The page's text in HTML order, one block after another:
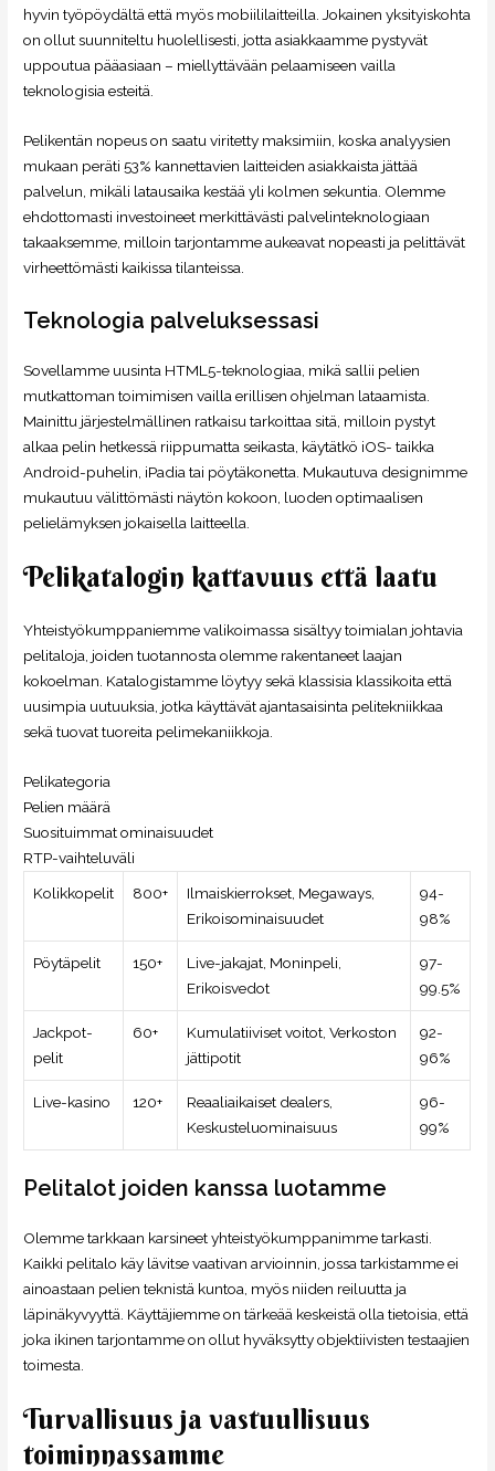
hyvin työpöydältä että myös mobiililaitteilla. Jokainen yksityiskohta
on ollut suunniteltu huolellisesti, jotta asiakkaamme pystyvät
uppoutua pääasiaan – miellyttävään pelaamiseen vailla
teknologisia esteitä.
Pelikentän nopeus on saatu viritetty maksimiin, koska analyysien
mukaan peräti 53% kannettavien laitteiden asiakkaista jättää
palvelun, mikäli latausaika kestää yli kolmen sekuntia. Olemme
ehdottomasti investoineet merkittävästi palvelinteknologiaan
takaaksemme, milloin tarjontamme aukeavat nopeasti ja pelittävät
virheettömästi kaikissa tilanteissa.
Teknologia palveluksessasi
Sovellamme uusinta HTML5-teknologiaa, mikä sallii pelien
mutkattoman toimimisen vailla erillisen ohjelman lataamista.
Mainittu järjestelmällinen ratkaisu tarkoittaa sitä, milloin pystyt
alkaa pelin hetkessä riippumatta seikasta, käytätkö iOS- taikka
Android-puhelin, iPadia tai pöytäkonetta. Mukautuva designimme
mukautuu välittömästi näytön kokoon, luoden optimaalisen
pelielämyksen jokaisella laitteella.
Pelikatalogin kattavuus että laatu
Yhteistyökumppaniemme valikoimassa sisältyy toimialan johtavia
pelitaloja, joiden tuotannosta olemme rakentaneet laajan
kokoelman. Katalogistamme löytyy sekä klassisia klassikoita että
uusimpia uutuuksia, jotka käyttävät ajantasaisinta pelitekniikkaa
sekä tuovat tuoreita pelimekaniikkoja.
Pelikategoria
Pelien määrä
Suosituimmat ominaisuudet
RTP-vaihteluväli
Kolikkopelit
800+
Ilmaiskierrokset, Megaways,
Erikoisominaisuudet
94-
98%
Pöytäpelit 150+
Live-jakajat, Moninpeli,
Erikoisvedot
97-
99.5%
Jackpot-
pelit
60+
Kumulatiiviset voitot, Verkoston
jättipotit
92-
96%
Live-kasino 120+
Reaaliaikaiset dealers,
Keskusteluominaisuus
96-
99%
Pelitalot joiden kanssa luotamme
Olemme tarkkaan karsineet yhteistyökumppanimme tarkasti.
Kaikki pelitalo käy lävitse vaativan arvioinnin, jossa tarkistamme ei
ainoastaan pelien teknistä kuntoa, myös niiden reiluutta ja
läpinäkyvyyttä. Käyttäjiemme on tärkeää keskeistä olla tietoisia, että
joka ikinen tarjontamme on ollut hyväksytty objektiivisten testaajien
toimesta.
Turvallisuus ja vastuullisuus
toiminnassamme